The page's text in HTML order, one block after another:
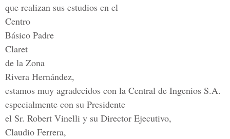
que realizan sus estudios en el
Centro
Básico Padre
Claret
de la Zona
Rivera Hernández,
estamos muy agradecidos con la Central de Ingenios S.A.
especialmente con su Presidente
el Sr. Robert Vinelli y su Director Ejecutivo,
Claudio Ferrera,